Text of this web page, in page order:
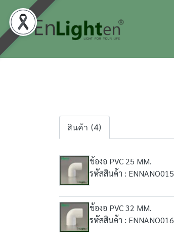
สินค้า (4)
ข้องอ PVC 25 MM.
รหัสสินค้า : ENNANO015
ข้องอ PVC 32 MM.
รหัสสินค้า : ENNANO016